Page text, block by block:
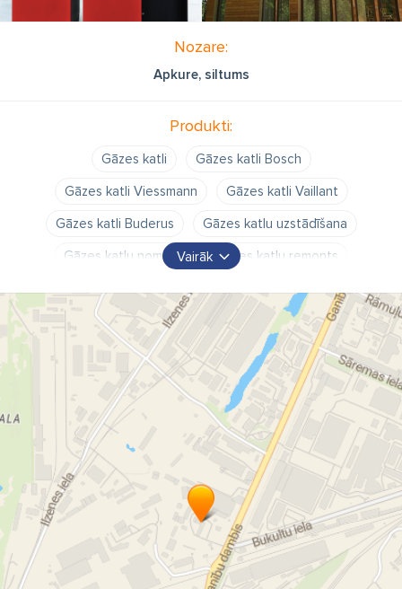
Nozare:
Apkure, siltums
Produkti:
Gāzes katli
Gāzes katli Bosch
Gāzes katli Viessmann
Gāzes katli Vaillant
Gāzes katli Buderus
Gāzes katlu uzstādīšana
Gāzes katlu nomaiņa
Gāzes katlu remonts
Radiatoru montāža
apsildāmo grīdu sistēmu ierīkošana
apsildāmo grīdu sistēmu montāža
kanalizācijas sistēmu montāža
nomaiņa
ūdens sistēmu montāža
kanalizācijas sistēmu nomaiņa
Siltumsūkņu uzstādīšana
Siltumsūkņu tirdzniecība
Austriešu granulu katlu "Frolling" uzstādīšana
granulu katli
granulu katli Frolling
granulu katlu serviss
granulu katlu tirdzniecība
apkures katli
siltumsūkņi siltuma sūkņi apkure
Vairāk